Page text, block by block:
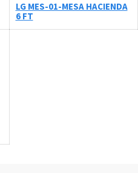
LG MES-01-MESA HACIENDA
6 FT